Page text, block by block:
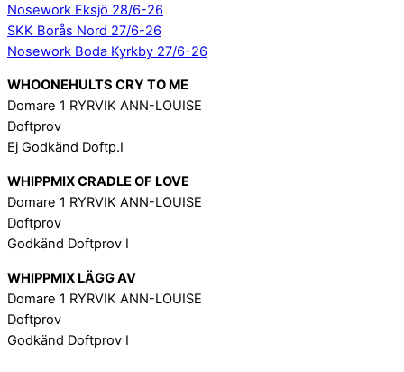
Nosework Eksjö 28/6-26
SKK Borås Nord 27/6-26
Nosework Boda Kyrkby 27/6-26
WHOONEHULTS CRY TO ME
Domare 1 RYRVIK ANN-LOUISE
Doftprov
Ej Godkänd Doftp.I
WHIPPMIX CRADLE OF LOVE
Domare 1 RYRVIK ANN-LOUISE
Doftprov
Godkänd Doftprov I
WHIPPMIX LÄGG AV
Domare 1 RYRVIK ANN-LOUISE
Doftprov
Godkänd Doftprov I